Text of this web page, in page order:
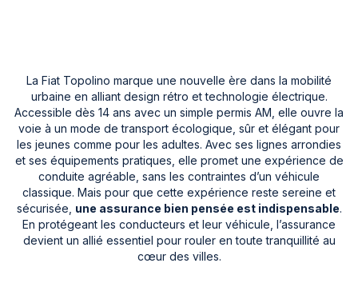
La Fiat Topolino marque une nouvelle ère dans la mobilité
urbaine en alliant design rétro et technologie électrique.
Accessible dès 14 ans avec un simple permis AM, elle ouvre la
voie à un mode de transport écologique, sûr et élégant pour
les jeunes comme pour les adultes. Avec ses lignes arrondies
et ses équipements pratiques, elle promet une expérience de
conduite agréable, sans les contraintes d’un véhicule
classique. Mais pour que cette expérience reste sereine et
sécurisée, une assurance bien pensée est indispensable.
En protégeant les conducteurs et leur véhicule, l’assurance
devient un allié essentiel pour rouler en toute tranquillité au
cœur des villes.